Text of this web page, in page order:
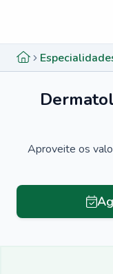
Aproveite os